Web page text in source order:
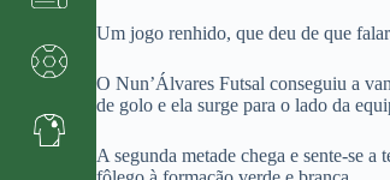
Um jogo renhido, que deu de que
O Nun’Álvares Futsal conseguiu a
de golo e ela surge para o lado da
A segunda metade chega e sente-se